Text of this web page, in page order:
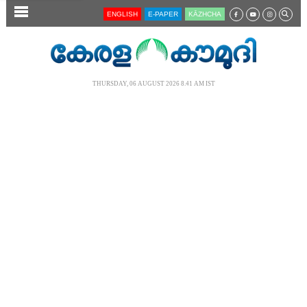
SECTIONS ENGLISH E-PAPER KĀZHCHA
THURSDAY, 06 AUGUST 2026 8.41 AM IST